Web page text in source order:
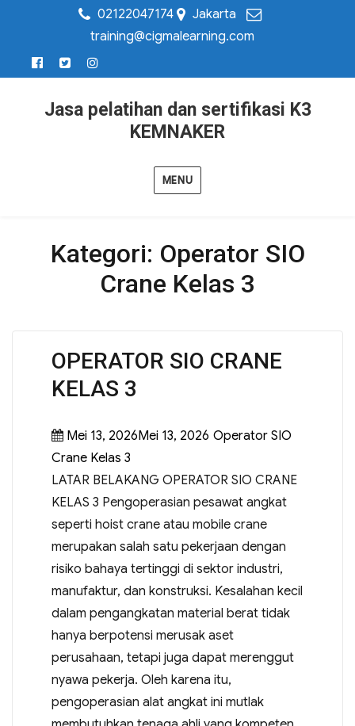
02122047174
Jakarta
training@cigmalearning.com
Jasa pelatihan dan sertifikasi K3
KEMNAKER
MENU
Kategori: Operator SIO
Crane Kelas 3
OPERATOR SIO CRANE
KELAS 3
Mei 13, 2026Mei 13, 2026 Operator SIO
Crane Kelas 3
LATAR BELAKANG OPERATOR SIO CRANE
KELAS 3 Pengoperasian pesawat angkat
seperti hoist crane atau mobile crane
merupakan salah satu pekerjaan dengan
risiko bahaya tertinggi di sektor industri,
manufaktur, dan konstruksi. Kesalahan kecil
dalam pengangkatan material berat tidak
hanya berpotensi merusak aset
perusahaan, tetapi juga dapat merenggut
nyawa pekerja. Oleh karena itu,
pengoperasian alat angkat ini mutlak